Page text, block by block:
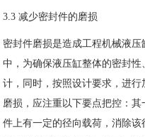
3.3 减少密封件的磨损
密封件磨损是造成工程机械液
中，为确保液压缸整体的密封
计，同时，按照设计要求，进
磨损，应注重以下要点把控：
件上有一定的径向载荷，消除该